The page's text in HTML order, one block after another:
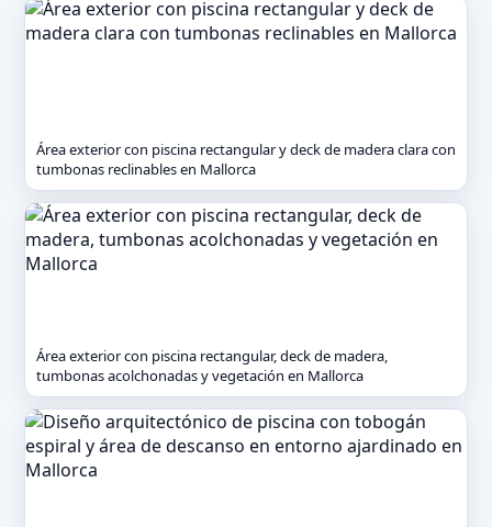
Área exterior con piscina rectangular y deck de madera clara con
tumbonas reclinables en Mallorca
Área exterior con piscina rectangular, deck de madera,
tumbonas acolchonadas y vegetación en Mallorca